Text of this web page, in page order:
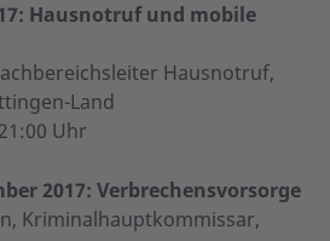
Hausnotruf und mobile
Hausnotruf,
Land
Uhr
2017: Verbrechensvorsorge
Kriminalhauptkommissar,